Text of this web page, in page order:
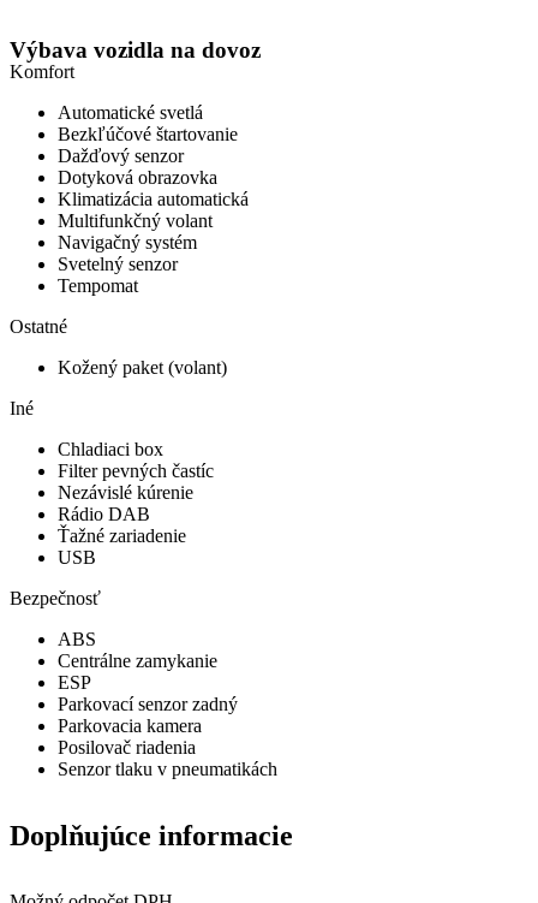
Výbava vozidla na dovoz
Komfort
Automatické svetlá
Bezkľúčové štartovanie
Dažďový senzor
Dotyková obrazovka
Klimatizácia automatická
Multifunkčný volant
Navigačný systém
Svetelný senzor
Tempomat
Ostatné
Kožený paket (volant)
Iné
Chladiaci box
Filter pevných častíc
Nezávislé kúrenie
Rádio DAB
Ťažné zariadenie
USB
Bezpečnosť
ABS
Centrálne zamykanie
ESP
Parkovací senzor zadný
Parkovacia kamera
Posilovač riadenia
Senzor tlaku v pneumatikách
Doplňujúce informacie